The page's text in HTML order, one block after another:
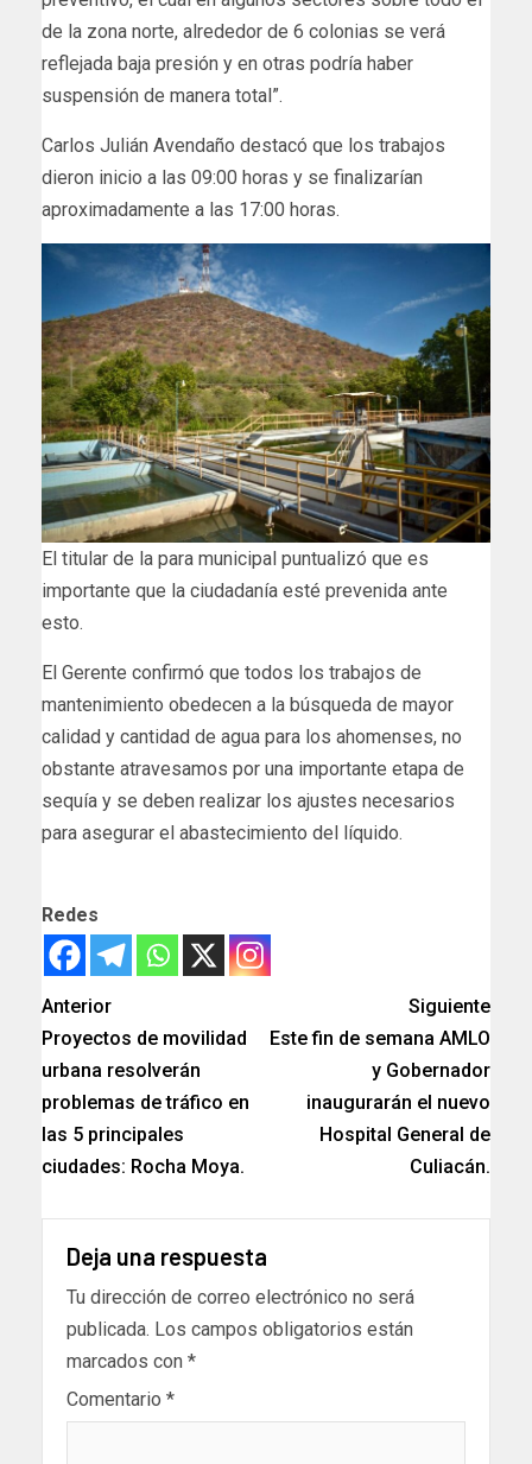
de la zona norte, alrededor de 6 colonias se verá
reflejada baja presión y en otras podría haber
suspensión de manera total”.
Carlos Julián Avendaño destacó que los trabajos
dieron inicio a las 09:00 horas y se finalizarían
aproximadamente a las 17:00 horas.
El titular de la para municipal puntualizó que es
importante que la ciudadanía esté prevenida ante
esto.
El Gerente confirmó que todos los trabajos de
mantenimiento obedecen a la búsqueda de mayor
calidad y cantidad de agua para los ahomenses, no
obstante atravesamos por una importante etapa de
sequía y se deben realizar los ajustes necesarios
para asegurar el abastecimiento del líquido.
Redes
Anterior
Proyectos de movilidad
urbana resolverán
problemas de tráfico en
las 5 principales
ciudades: Rocha Moya.
Siguiente
Este fin de semana AMLO
y Gobernador
inaugurarán el nuevo
Hospital General de
Culiacán.
Deja una respuesta
Tu dirección de correo electrónico no será
publicada. Los campos obligatorios están
marcados con *
Comentario *